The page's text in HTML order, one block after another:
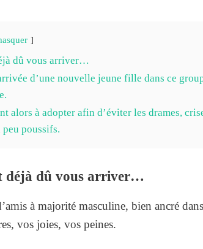
dû vous arriver…
d’une nouvelle jeune fille dans ce
alors à adopter afin d’éviter les drames,
poussifs.
déjà dû vous arriver…
à majorité masculine, bien ancré
vos joies, vos peines.